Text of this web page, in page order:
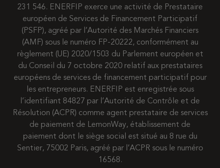
231 546. ENERFIP exerce une activité de Prestataire
européen de Services de Financement Participatif
(PSFP), agréé par l’Autorité des Marchés Financiers
(AMF) sous le numéro FP-20222, conformément au
règlement (UE) 2020/1503 du Parlement européen et
du Conseil du 7 octobre 2020 relatif aux prestataires
européens de services de financement participatif pour
les entrepreneurs. ENERFIP est enregistrée sous
l’identifiant 84827 par l’Autorité de Contrôle et de
Résolution (ACPR) comme agent prestataire de services
de paiement de LemonWay, établissement de
paiement dont le siège social est situé au 8 rue du
Sentier, 75002 Paris, agréé par l’ACPR sous le numéro
16568.